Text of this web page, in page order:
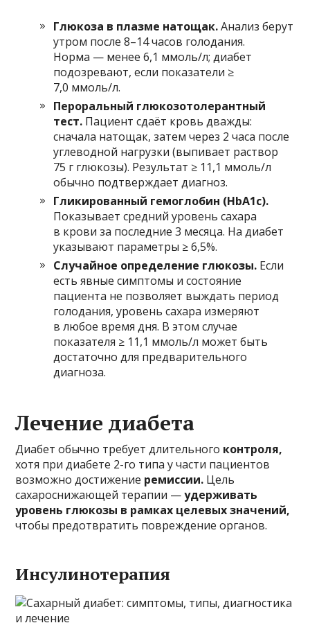
Глюкоза в плазме натощак.Анализ берут
утром после 8–14 часов голодания.
Норма — менее 6,1 ммоль/л; диабет
подозревают, если показатели ≥
7,0 ммоль/л.
Пероральный глюкозотолерантный
тест. Пациент сдаёт кровь дважды:
сначала натощак, затем через 2 часа после
углеводной нагрузки (выпивает раствор
75 г глюкозы). Результат ≥ 11,1 ммоль/л
обычно подтверждает диагноз.
Гликированный гемоглобин (HbA1c).
Показывает средний уровень сахара
в крови за последние 3 месяца. На диабет
указывают параметры ≥ 6,5%.
Случайное определение глюкозы. Если
есть явные симптомы и состояние
пациента не позволяет выждать период
голодания, уровень сахара измеряют
в любое время дня. В этом случае
показателя ≥ 11,1 ммоль/л может быть
достаточно для предварительного
диагноза.
Лечение диабета
Диабет обычно требует длительного контроля,
хотя при диабете 2-го типа у части пациентов
возможно достижение ремиссии. Цель
сахароснижающей терапии —удерживать
уровень глюкозы в рамках целевых значений,
чтобы предотвратить повреждение органов.
Инсулинотерапия